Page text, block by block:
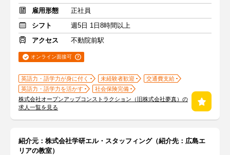
雇用形態
正社員
シフト
週5日 1日8時間以上
アクセス
不動院前駅
オンライン面接可
英語力・語学力が身に付く 未経験者歓迎
交通費支給
英語力・語学力を活かす
社会保険完備
株式会社オープンアップコンストラクション（旧株式会社夢真）の
求人一覧を見る
紹介元：株式会社学研エル・スタッフィング（紹介先：広島エ
リアの教室）